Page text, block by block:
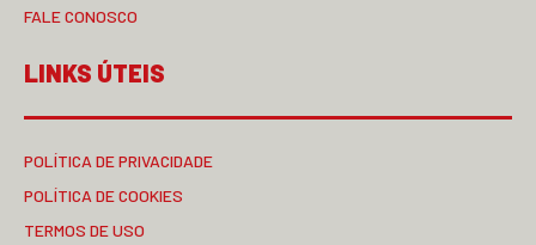
FALE CONOSCO
LINKS ÚTEIS
POLÍTICA DE PRIVACIDADE
POLÍTICA DE COOKIES
TERMOS DE USO